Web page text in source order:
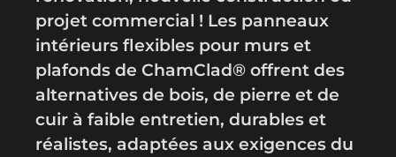
projet commercial ! Les panneaux
intérieurs flexibles pour murs et
plafonds de ChamClad® offrent des
alternatives de bois, de pierre et de
cuir à faible entretien, durables et
réalistes, adaptées aux exigences du